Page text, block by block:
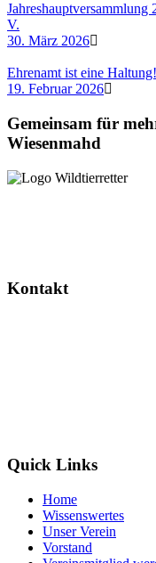
Jahreshauptversammlung
V.
30. März 2026
Ehrenamt ist eine Haltung!
19. Februar 2026
Gemeinsam für
Wiesenmahd
Kontakt
Quick Links
Home
Wissenswertes
Unser Verein
Vorstand